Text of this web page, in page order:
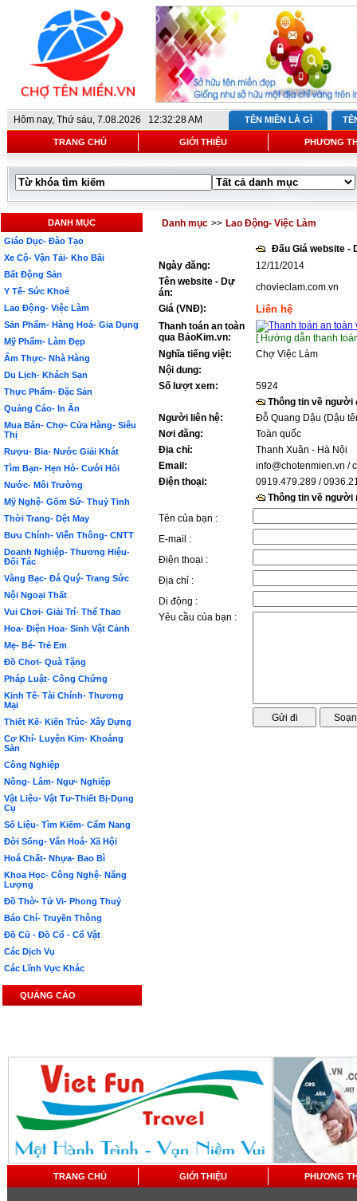
Hôm nay, Thứ sáu, 7.08.2026 12:32:28 AM TÊN MIỀN LÀ GÌ
TRANG CHỦ GIỚI THIỆU PHƯƠNG
DANH MỤC
Giáo Dục- Đào Tạo
Xe Cộ- Vận Tải- Kho Bãi
Bất Động Sản
Y Tế- Sức Khoẻ
Lao Động- Việc Làm
Sản Phẩm- Hàng Hoá- Gia Dụng
Mỹ Phẩm- Làm Đẹp
Ẩm Thực- Nhà Hàng
Du Lịch- Khách Sạn
Thực Phẩm- Đặc Sản
Quảng Cáo- In Ấn
Mua Bán- Chợ- Cửa Hàng- Siêu
Thị
Rượu- Bia- Nước Giải Khát
Tìm Bạn- Hẹn Hò- Cưới Hỏi
Nước- Môi Trường
Mỹ Nghệ- Gốm Sứ- Thuỷ Tinh
Thời Trang- Dệt May
Bưu Chính- Viễn Thông- CNTT
Doanh Nghiệp- Thương Hiệu-
Đối Tác
Vàng Bạc- Đá Quý- Trang Sức
Nội Ngoại Thất
Vui Chơi- Giải Trí- Thể Thao
Hoa- Điện Hoa- Sinh Vật Cảnh
Mẹ- Bé- Trẻ Em
Đồ Chơi- Quà Tặng
Pháp Luật- Công Chứng
Kinh Tế- Tài Chính- Thương
Mại
Thiết Kế- Kiến Trúc- Xây Dựng
Cơ Khí- Luyện Kim- Khoáng
Sản
Công Nghiệp
Nông- Lâm- Ngư- Nghiệp
Vật Liệu- Vật Tư-Thiết Bị-Dụng
Cụ
Số Liệu- Tìm Kiếm- Cẩm Nang
Đời Sống- Văn Hoá- Xã Hội
Hoá Chất- Nhựa- Bao Bì
Khoa Học- Công Nghệ- Năng
Lượng
Đồ Thờ- Tử Vi- Phong Thuỷ
Báo Chí- Truyền Thông
Đồ Cũ - Đồ Cổ - Cổ Vật
Các Dịch Vụ
Các Lĩnh Vực Khác
QUẢNG CÁO
Danh mục >> Lao Động- Việc Làm
Đấu Giá website -
Ngày đăng:
12/11/2014
Tên website - Dự
án:
chovieclam.com.vn
Giá (VNĐ):
Liên hệ
Thanh toán an toàn
qua BảoKim.vn:
[ Hướng dẫn thanh
Nghĩa tiếng việt:
Chợ Việc Làm
Nội dung:
Số lượt xem:
5924
Thông tin về người
Người liên hệ:
Đỗ Quang Dậu (Dậu
Nơi đăng:
Toàn quốc
Địa chỉ:
Thanh Xuân - Hà Nội
Email:
info@chotenmien.vn /
Điện thoại:
0919.479.289 /
Thông tin về người
Tên của bạn :
E-mail :
Điện thoại :
Địa chỉ :
Di động :
Yêu cầu của bạn :
TRANG CHỦ GIỚI THIỆU PHƯƠNG